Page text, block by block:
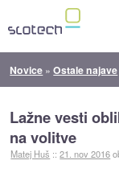
Novice »Ostale najave
Lažne vesti
na volitve
Matej Huš ::21. nov 2016